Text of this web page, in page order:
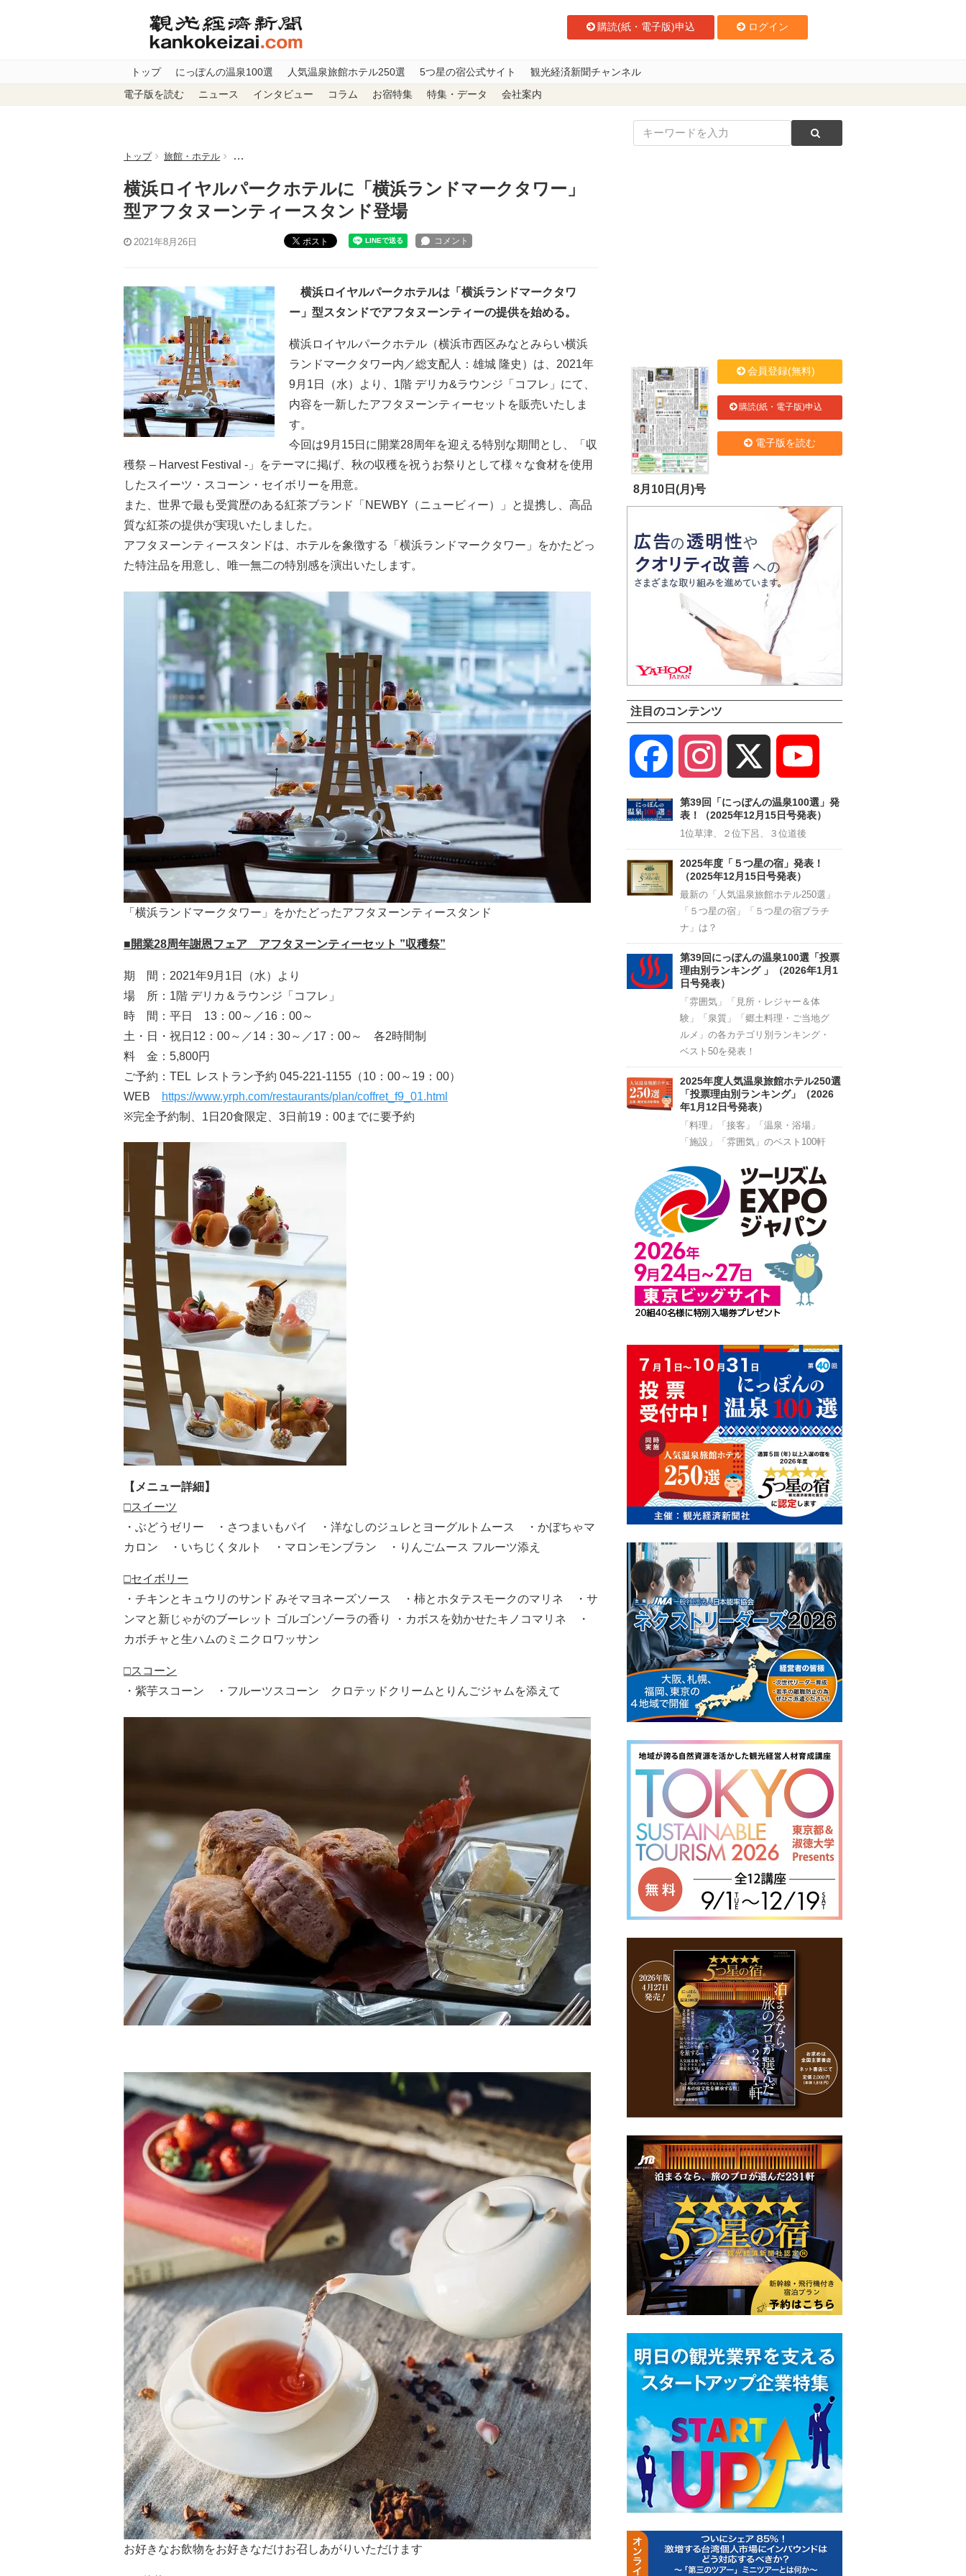
購読(紙・電子版)申込 ログイン
トップ にっぽんの温泉100選 人気温泉旅館ホテル250選 5つ星の宿公式サイト 観光経済新聞チャンネル
電子版を読む ニュース インタビュー コラム お宿特集 特集・データ 会社案内
トップ 旅館・ホテル 横浜ロイヤルパークホテルに「横浜ランドマークタワー」型アフタヌーンティースタンド登場
横浜ロイヤルパークホテルに「横浜ランドマークタワー」
型アフタヌーンティースタンド登場
2021年8月26日 ポスト
横浜ロイヤルパークホテルは「横浜ランドマークタワ
ー」型スタンドでアフタヌーンティーの提供を始める。
横浜ロイヤルパークホテル（横浜市西区みなとみらい横浜
ランドマークタワー内／総支配人：雄城 隆史）は、2021年
9月1日（水）より、1階 デリカ&ラウンジ「コフレ」にて、
内容を一新したアフタヌーンティーセットを販売いたしま
す。
今回は9月15日に開業28周年を迎える特別な期間とし、「収
穫祭 – Harvest Festival -」をテーマに掲げ、秋の収穫を祝うお祭りとして様々な食材を使用
したスイーツ・スコーン・セイボリーを用意。
また、世界で最も受賞歴のある紅茶ブランド「NEWBY（ニュービィー）」と提携し、高品
質な紅茶の提供が実現いたしました。
アフタヌーンティースタンドは、ホテルを象徴する「横浜ランドマークタワー」をかたどっ
た特注品を用意し、唯一無二の特別感を演出いたします。
「横浜ランドマークタワー」をかたどったアフタヌーンティースタンド
■開業28周年謝恩フェア アフタヌーンティーセット ”収穫祭”
期 間：2021年9月1日（水）より
場 所：1階 デリカ＆ラウンジ「コフレ」
時 間：平日 13：00～／16：00～
土・日・祝日12：00～／14：30～／17：00～ 各2時間制
料 金：5,800円
ご予約：TEL レストラン予約 045-221-1155（10：00～19：00）
WEB
https://www.yrph.com/restaurants/plan/coffret_f9_01.html
※完全予約制、1日20食限定、3日前19：00までに要予約
【メニュー詳細】
□スイーツ
・ぶどうゼリー ・さつまいもパイ ・洋なしのジュレとヨーグルトムース ・かぼちゃマ
カロン ・いちじくタルト ・マロンモンブラン ・りんごムース フルーツ添え
□セイボリー
・チキンとキュウリのサンド みそマヨネーズソース ・柿とホタテスモークのマリネ ・サ
ンマと新じゃがのブーレット ゴルゴンゾーラの香り ・カボスを効かせたキノコマリネ ・
カボチャと生ハムのミニクロワッサン
□スコーン
・紫芋スコーン ・フルーツスコーン クロテッドクリームとりんごジャムを添えて
お好きなお飲物をお好きなだけお召しあがりいただけます
8月10日(月)号
会員登録(無料)
購読(紙・電子版)申込
電子版を読む
注目のコンテンツ
Facebook Instagram
Channel
第39回「にっぽんの温泉100選」発
表！（2025年12月15日号発表）
1位草津、２位下呂、３位道後
2025年度「５つ星の宿」発表！
（2025年12月15日号発表）
最新の「人気温泉旅館ホテル250選」
「５つ星の宿」「５つ星の宿プラチ
ナ」は？
第39回にっぽんの温泉100選「投票
理由別ランキング 」（2026年1月1
日号発表）
「雰囲気」「見所・レジャー＆体
験」「泉質」「郷土料理・ご当地グ
ルメ」の各カテゴリ別ランキング・
ベスト50を発表！
2025年度人気温泉旅館ホテル250選
「投票理由別ランキング」（2026
年1月12日号発表）
「料理」「接客」「温泉・浴場」
「施設」「雰囲気」のベスト100軒